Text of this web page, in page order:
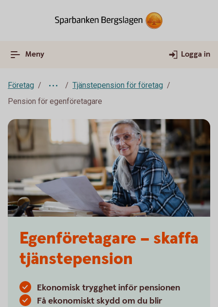
Meny Logga in
Företag
Tjänstepension för företag
Pension för egenföretagare
Egenföretagare – skaffa
tjänste­pension
Ekonomisk trygghet inför pensionen
Få ekonomiskt skydd om du blir